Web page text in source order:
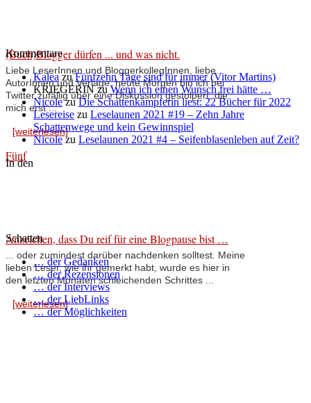
(Buch)Blogger dürfen ... und was nicht.
Liebe LeserInnen und BloggerkollegInnen, liebe
AutorInnen und Verlage, heute Morgen bin ich bei
Twitter zufällig über eine Diskussion gestolpert, die
mich erst ...
[weiterlesen]
Fünf
Anzeichen, dass Du reif für eine Blogpause bist …
... oder zumindest darüber nachdenken solltest. Meine
lieben Leser, wie ihr gemerkt habt, wurde es hier in
den letzten Monaten schleichenden Schrittes ...
[weiterlesen]
Kommentare
KaleazuFünfzehn Tage sind für immer (Vitor Martins)
KRIEGERINzuWenn ich einen Wunsch frei hätte …
NicolezuDie Schattenkämpferin liest: 22 Bücher für 2022
Lesereise zu Leselaunen 2021 #19 – Zehn Jahre
Schattenwege und kein Gewinnspiel
Nicolezu Leselaunen 2021 #4 – Seifenblasenleben auf Zeit?
In den
Schatten
… der Gedanken
… der Rezensionen
… der Interviews
… der LiebLinks
… der Möglichkeiten